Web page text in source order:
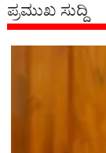
ಪ್ರಮುಖ ಸುದ್ದಿ